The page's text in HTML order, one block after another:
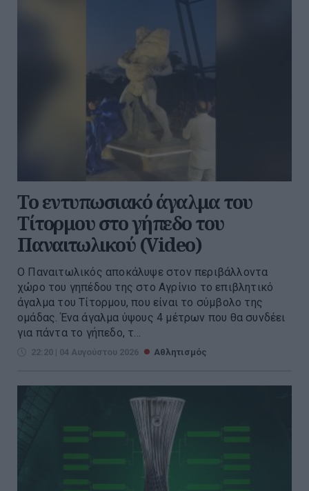
Το εντυπωσιακό άγαλμα του
Τίτορμου στο γήπεδο του
Παναιτωλικού (Video)
Ο Παναιτωλικός αποκάλυψε στον περιβάλλοντα
χώρο του γηπέδου της στο Αγρίνιο το επιβλητικό
άγαλμα του Τίτορμου, που είναι το σύμβολο της
ομάδας. Ένα άγαλμα ύψους 4 μέτρων που θα συνδέει
για πάντα το γήπεδο, τ...
22:20 | 04 Αυγούστου 2026 Αθλητισμός